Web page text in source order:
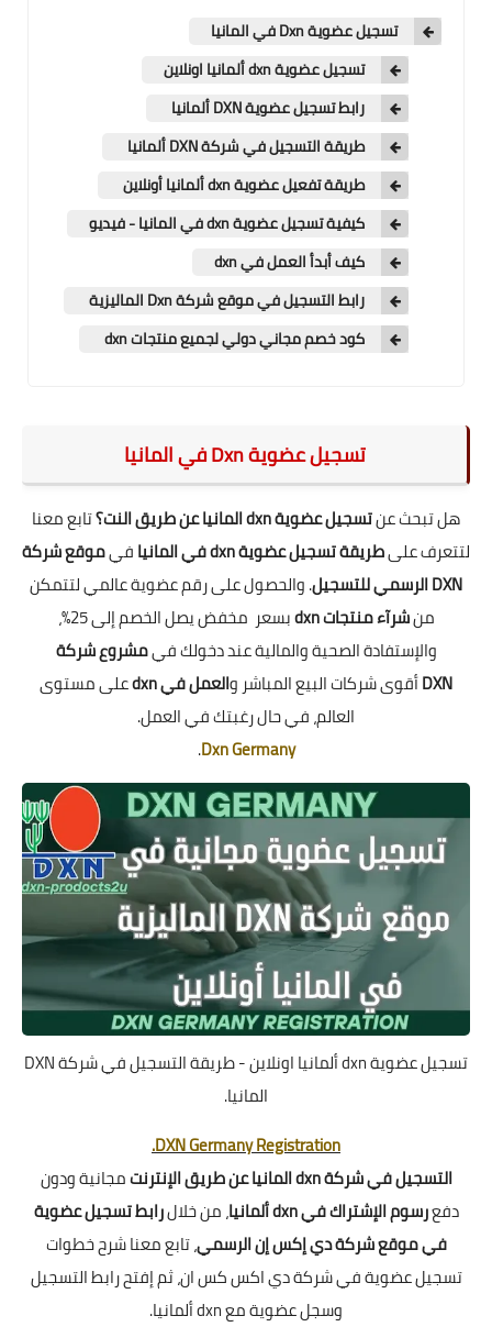
تسجيل عضوية Dxn في المانيا
تسجيل عضوية dxn ألمانيا اونلاين
رابط تسجيل عضوية DXN ألمانيا
طريقة التسجيل في شركة DXN ألمانيا
طريقة تفعيل عضوية dxn ألمانيا أونلاين
كيفية تسجيل عضوية dxn في المانيا - فيديو
كيف أبدأ العمل في dxn
رابط التسجيل في موقع شركة Dxn الماليزية
كود خصم مجاني دولي لجميع منتجات dxn
تسجيل عضوية Dxn في المانيا
هل تبحث عنتسجيل عضوية dxn المانيا عن طريق النت؟
تابع معنا
لتتعرف علىطريقة تسجيل عضوية dxn في المانيا فيموقع شركة
DXN الرسمي للتسجيل
. والحصول على رقم عضوية عالمي لتتمكن
منشرآء منتجات dxn
بسعر مخفض يصل الخصم إلى 25%،
والإستفادة الصحية والمالية عند دخولك فيمشروع شركة
DXNأقوى شركات البيع المباشر والعمل في dxn
على مستوى
العالم، في حال رغبتك في العمل.
Dxn Germany
.
تسجيل عضوية dxn ألمانيا اونلاين - طريقة التسجيل في شركة DXN
المانيا.
DXN Germany Registration.
التسجيل في شركة dxn المانيا عن طريق الإنترنت
مجانية ودون
دفعرسوم الإشتراك في dxn ألمانيا ، من خلالرابط تسجيل عضوية
في موقع شركة دي إكس إن الرسمي، تابع معنا شرح خطوات
تسجيل عضوية في شركة دي اكس كس ان، ثم إفتح رابط التسجيل
وسجل عضوية مع dxn ألمانيا.